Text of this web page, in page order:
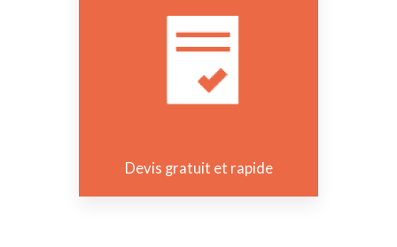
Devis gratuit et rapide